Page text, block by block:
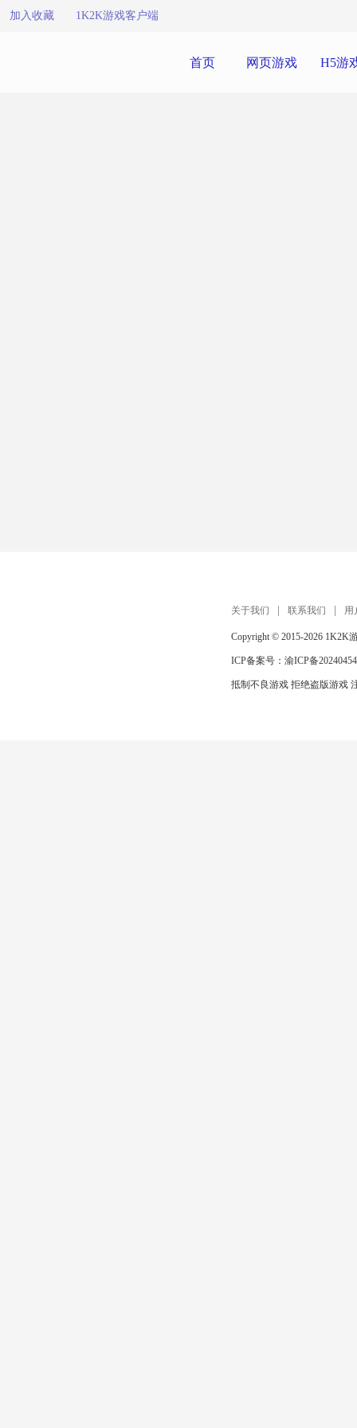
加入收藏 1K2K游戏客户端
首页 网页游戏 H5游
关于我们 联系我们 用
Copyright © 2015-2026 1K2K
ICP备案号： 渝ICP备
抵制不良游戏 拒绝盗版游戏